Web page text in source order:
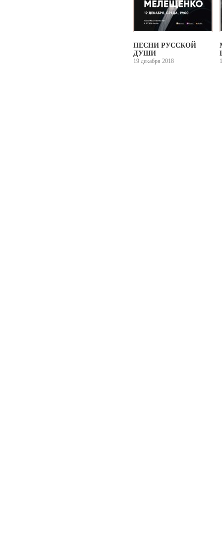
ПЕСНИ РУССКОЙ
ДУШИ
19 декабря 2018